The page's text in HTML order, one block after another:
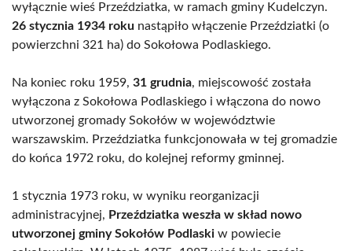
wyłącznie wieś Przeździatka, w ramach gminy Kudelczyn.
26 stycznia 1934 roku nastąpiło włączenie Przeździatki (o
powierzchni 321 ha) do Sokołowa Podlaskiego.
Na koniec roku 1959, 31 grudnia, miejscowość została
wyłączona z Sokołowa Podlaskiego i włączona do nowo
utworzonej gromady Sokołów w województwie
warszawskim. Przeździatka funkcjonowała w tej gromadzie
do końca 1972 roku, do kolejnej reformy gminnej.
1 stycznia 1973 roku, w wyniku reorganizacji
administracyjnej, Przeździatka weszła w skład nowo
utworzonej gminy Sokołów Podlaski w powiecie